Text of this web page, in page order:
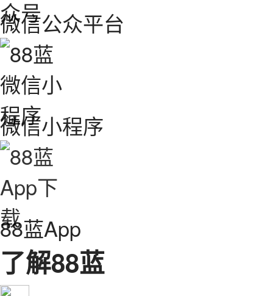
微信公众平台
微信小程序
88蓝App
了解88蓝